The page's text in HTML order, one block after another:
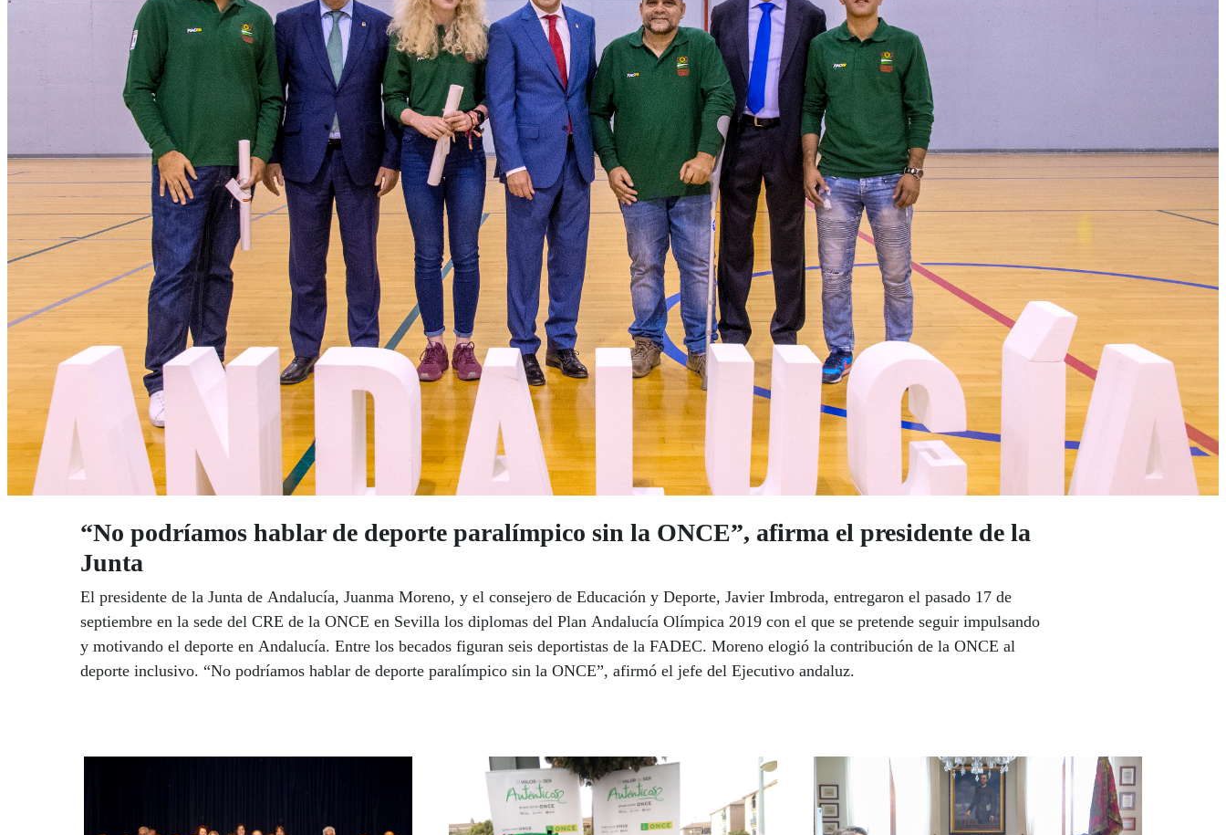
“No podríamos hablar de deporte paralímpico sin la ONCE”, afirma el presidente de la
Junta
El presidente de la Junta de Andalucía, Juanma Moreno, y el consejero de Educación y Deporte, Javier Imbroda, entregaron el pasado 17 de
septiembre en la sede del CRE de la ONCE en Sevilla los diplomas del Plan Andalucía Olímpica 2019 con el que se pretende seguir impulsando
y motivando el deporte en Andalucía. Entre los becados figuran seis deportistas de la FADEC. Moreno elogió la contribución de la ONCE al
deporte inclusivo. “No podríamos hablar de deporte paralímpico sin la ONCE”, afirmó el jefe del Ejecutivo andaluz.